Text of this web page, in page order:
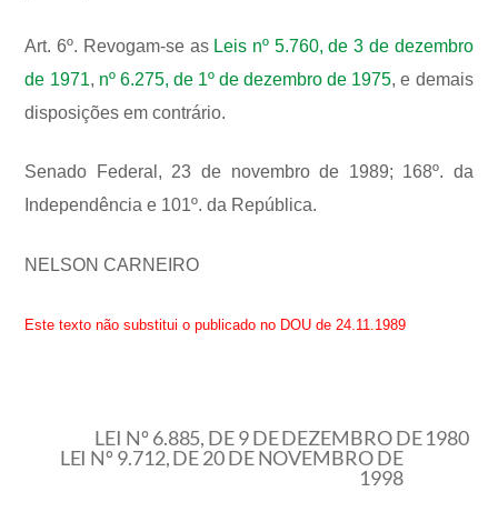
Art. 6º. Revogam-se as Leis nº 5.760, de 3 de dezembro
de 1971, nº 6.275, de 1º de dezembro de 1975, e demais
disposições em contrário.
Senado Federal, 23 de novembro de 1989; 168º. da
Independência e 101º. da República.
NELSON CARNEIRO
Este texto não substitui o publicado no DOU de 24.11.1989
LEI Nº 6.885, DE 9 DE DEZEMBRO DE 1980
LEI Nº 9.712, DE 20 DE NOVEMBRO DE
1998